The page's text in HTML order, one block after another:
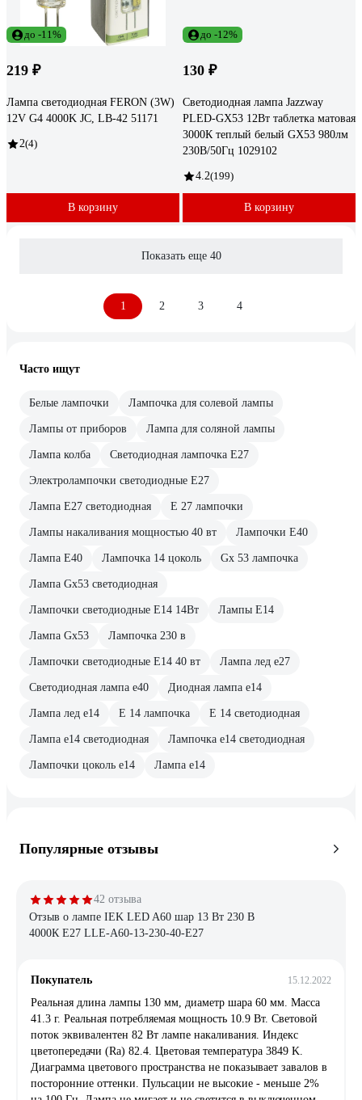
до -11%
219 ₽
Лампа светодиодная FERON (3W)
12V G4 4000K JC, LB-42 51171
2(4)
В корзину
до -12%
130 ₽
Светодиодная лампа Jazzway
PLED-GX53 12Вт таблетка матовая
3000К теплый белый GX53 980лм
230В/50Гц 1029102
4.2(199)
В корзину
Показать еще 40
1 2 3 4
Часто ищут
Белые лампочки Лампочка для солевой лампы
Лампы от приборов Лампа для соляной лампы
Лампа колба Светодиодная лампочка E27
Электролампочки светодиодные E27
Лампа E27 светодиодная E 27 лампочки
Лампы накаливания мощностью 40 вт Лампочки E40
Лампа E40 Лампочка 14 цоколь Gx 53 лампочка
Лампа Gx53 светодиодная
Лампочки светодиодные E14 14Вт Лампы E14
Лампа Gx53 Лампочка 230 в
Лампочки светодиодные E14 40 вт Лампа лед е27
Светодиодная лампа е40 Диодная лампа е14
Лампа лед е14 Е 14 лампочка Е 14 светодиодная
Лампа е14 светодиодная Лампочка е14 светодиодная
Лампочки цоколь е14 Лампа е14
Популярные отзывы
42 отзыва
Отзыв о лампе IEK LED A60 шар 13 Вт 230 В
4000К E27 LLE-A60-13-230-40-E27
Покупатель 15.12.2022
Реальная длина лампы 130 мм, диаметр шара 60 мм. Масса
41.3 г. Реальная потребляемая мощность 10.9 Вт. Световой
поток эквивалентен 82 Вт лампе накаливания. Индекс
цветопередачи (Ra) 82.4. Цветовая температура 3849 K.
Диаграмма цветового пространства не показывает завалов в
посторонние оттенки. Пульсации не высокие - меньше 2%